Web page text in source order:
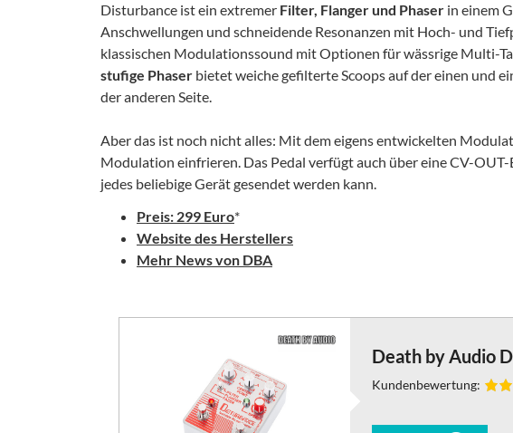
Disturbance ist ein extremer Filter, Flanger und Phaser in einem
Anschwellungen und schneidende Resonanzen mit Hoch- und
klassischen Modulationssound mit Optionen für wässrige Multi-
stufige Phaser bietet weiche gefilterte Scoops auf der einen und
der anderen Seite.
Aber das ist noch nicht alles: Mit dem eigens entwickelten
Modulation einfrieren. Das Pedal verfügt auch über eine CV-
jedes beliebige Gerät gesendet werden kann.
Preis: 299 Euro*
Website des Herstellers
Mehr News von DBA
Death by Audio
Kundenbewertung: